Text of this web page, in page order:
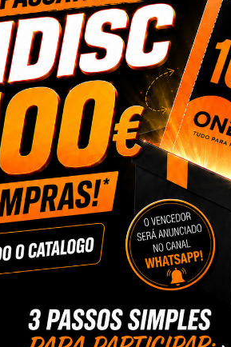
Suporte Monitor 13 a 32"
HNCM2
35,45 €
+ Adicionar